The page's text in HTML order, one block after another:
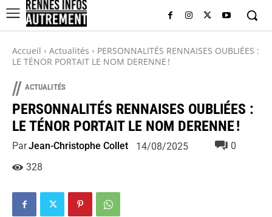
Accueil Actualités
PERSONNALITÉS RENNAISES OUBLIÉES :
LE TÉNOR PORTAIT LE NOM DERENNE !
// ACTUALITÉS
PERSONNALITÉS RENNAISES OUBLIÉES :
LE TÉNOR PORTAIT LE NOM DERENNE !
ParJean-Christophe Collet 14/08/2025
0
328